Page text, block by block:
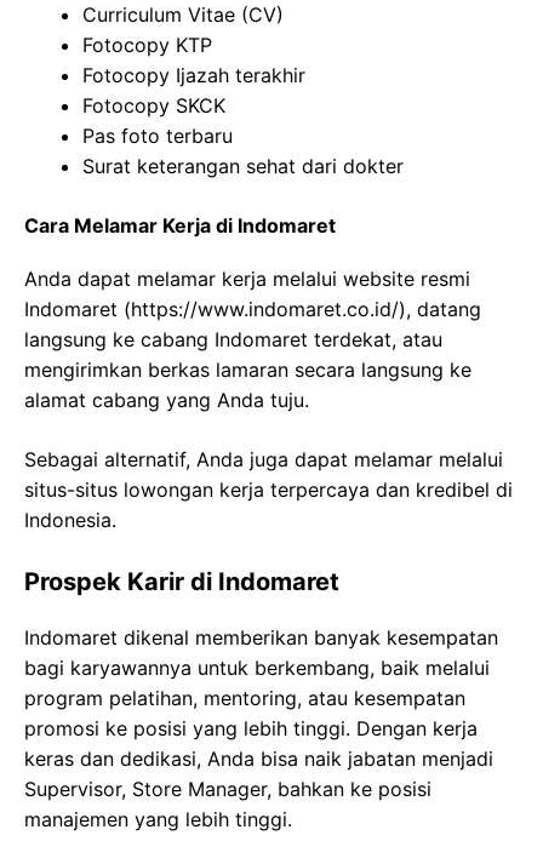
Curriculum Vitae (CV)
Fotocopy KTP
Fotocopy Ijazah terakhir
Fotocopy SKCK
Pas foto terbaru
Surat keterangan sehat dari dokter
Cara Melamar Kerja di Indomaret
Anda dapat melamar kerja melalui website resmi
Indomaret (https://www.indomaret.co.id/), datang
langsung ke cabang Indomaret terdekat, atau
mengirimkan berkas lamaran secara langsung ke
alamat cabang yang Anda tuju.
Sebagai alternatif, Anda juga dapat melamar melalui
situs-situs lowongan kerja terpercaya dan kredibel di
Indonesia.
Prospek Karir di Indomaret
Indomaret dikenal memberikan banyak kesempatan
bagi karyawannya untuk berkembang, baik melalui
program pelatihan, mentoring, atau kesempatan
promosi ke posisi yang lebih tinggi. Dengan kerja
keras dan dedikasi, Anda bisa naik jabatan menjadi
Supervisor, Store Manager, bahkan ke posisi
manajemen yang lebih tinggi.